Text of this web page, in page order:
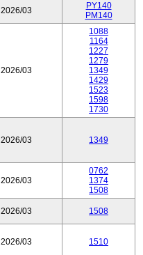
2026/03
PY140
PM140
2026/03
1088
1164
1227
1279
1349
1429
1523
1598
1730
2026/03 1349
2026/03
0762
1374
1508
2026/03 1508
2026/03 1510